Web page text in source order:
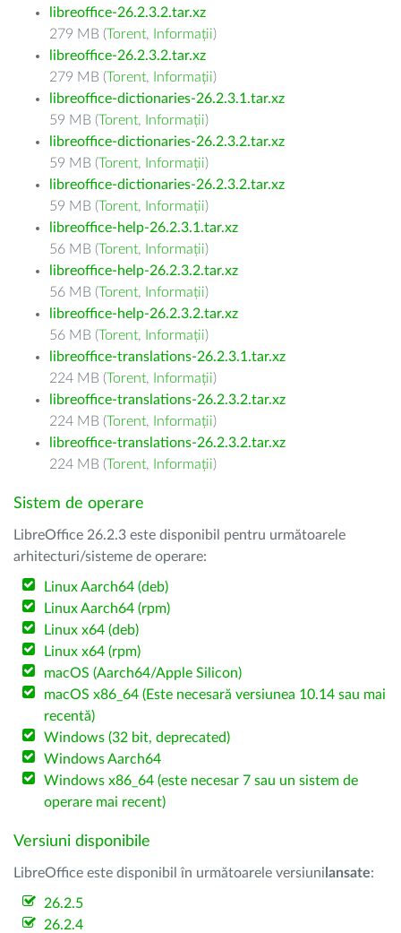
libreoffice-26.2.3.2.tar.xz
279 MB (Torent, Informații)
libreoffice-26.2.3.2.tar.xz
279 MB (Torent, Informații)
libreoffice-dictionaries-26.2.3.1.tar.xz
59 MB (Torent, Informații)
libreoffice-dictionaries-26.2.3.2.tar.xz
59 MB (Torent, Informații)
libreoffice-dictionaries-26.2.3.2.tar.xz
59 MB (Torent, Informații)
libreoffice-help-26.2.3.1.tar.xz
56 MB (Torent, Informații)
libreoffice-help-26.2.3.2.tar.xz
56 MB (Torent, Informații)
libreoffice-help-26.2.3.2.tar.xz
56 MB (Torent, Informații)
libreoffice-translations-26.2.3.1.tar.xz
224 MB (Torent, Informații)
libreoffice-translations-26.2.3.2.tar.xz
224 MB (Torent, Informații)
libreoffice-translations-26.2.3.2.tar.xz
224 MB (Torent, Informații)
Sistem de operare
LibreOffice 26.2.3 este disponibil pentru următoarele
arhitecturi/sisteme de operare:
Linux Aarch64 (deb)
Linux Aarch64 (rpm)
Linux x64 (deb)
Linux x64 (rpm)
macOS (Aarch64/Apple Silicon)
macOS x86_64 (Este necesară versiunea 10.14 sau mai
recentă)
Windows (32 bit, deprecated)
Windows Aarch64
Windows x86_64 (este necesar 7 sau un sistem de
operare mai recent)
Versiuni disponibile
LibreOffice este disponibil în următoarele versiuni lansate:
26.2.5
26.2.4